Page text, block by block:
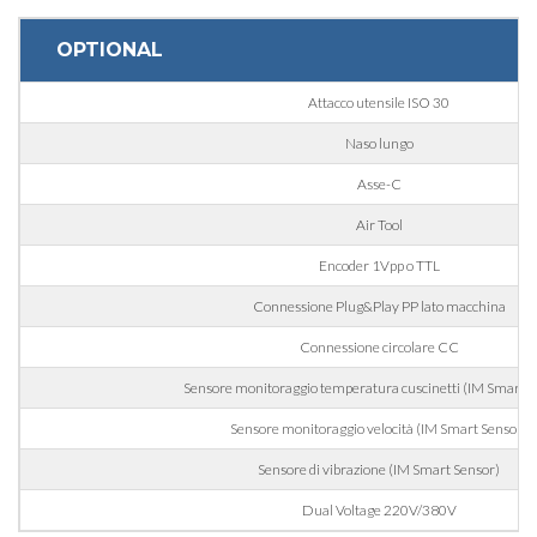
Nazione
Regione
Edilizia
Incisoria
OPTIONAL
Attacco utensile ISO 30
Naso lungo
Asse-C
Air Tool
Encoder 1Vpp o TTL
Connessione Plug&Play PP lato macchina
Connessione circolare CC
Sensore monitoraggio temperatura cuscinetti (IM Smart
Sensore monitoraggio velocità (IM Smart Sensor)
Sensore di vibrazione (IM Smart Sensor)
Dual Voltage 220V/380V